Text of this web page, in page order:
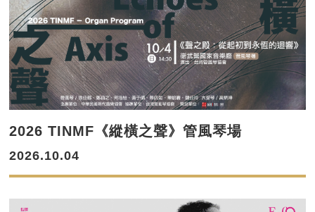
2026 TINMF《縱橫之聲》管風琴場
2026.10.04